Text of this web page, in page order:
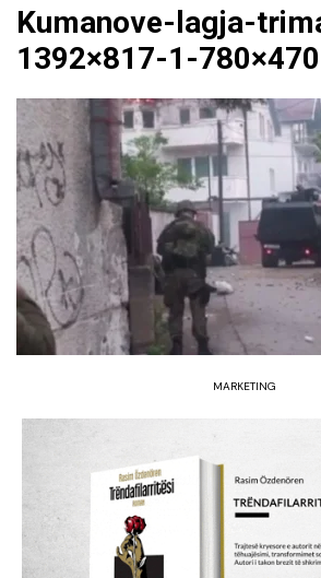
Kumanove-lagja-
1392×817-1-780×470
MARKETING